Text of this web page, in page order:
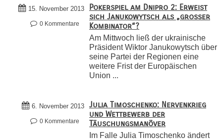
15. November 2013
0 Kommentare
Pokerspiel am Dnipro 2: Erweist
sich Janukowytsch als „großer
Kombinator“?
Am Mittwoch ließ der ukrainische
Präsident Wiktor Janukowytsch über
seine Partei der Regionen eine
weitere Frist der Europäischen
Union ...
6. November 2013
0 Kommentare
Julia Timoschenko: Nervenkrieg
und Wettbewerb der
Täuschungsmanöver
Im Falle Julia Timoschenko ändert